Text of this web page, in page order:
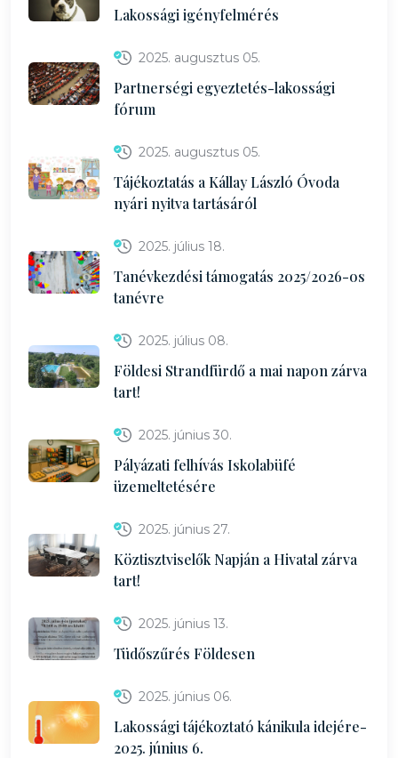
Lakossági igényfelmérés
2025. augusztus 05.
Partnerségi egyeztetés-lakossági
fórum
2025. augusztus 05.
Tájékoztatás a Kállay László Óvoda
nyári nyitva tartásáról
2025. július 18.
Tanévkezdési támogatás 2025/2026-os
tanévre
2025. július 08.
Földesi Strandfürdő a mai napon zárva
tart!
2025. június 30.
Pályázati felhívás Iskolabüfé
üzemeltetésére
2025. június 27.
Köztisztviselők Napján a Hivatal zárva
tart!
2025. június 13.
Tüdőszűrés Földesen
2025. június 06.
Lakossági tájékoztató kánikula idejére-
2025. június 6.